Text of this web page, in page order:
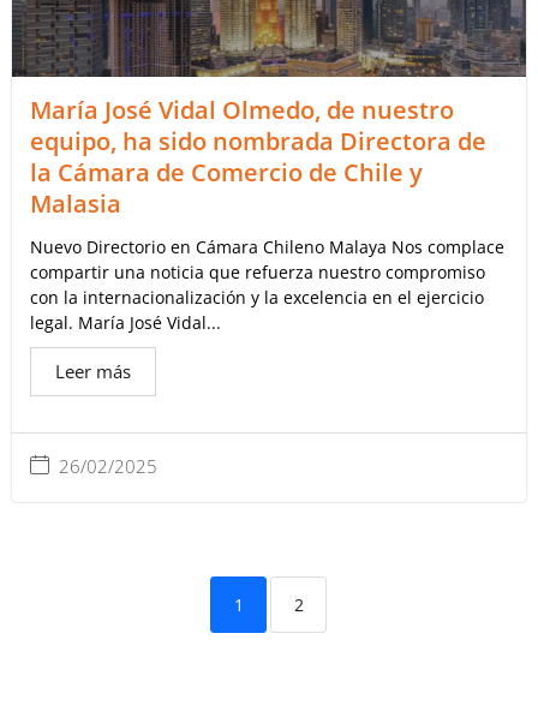
María José Vidal Olmedo, de nuestro
equipo, ha sido nombrada Directora de
la Cámara de Comercio de Chile y
Malasia
26/02/2025
Nuevo Directorio en Cámara Chileno Malaya Nos complace
compartir una noticia que refuerza nuestro compromiso
con la internacionalización y la excelencia en el ejercicio
legal. María José Vidal...
Leer más
1 2